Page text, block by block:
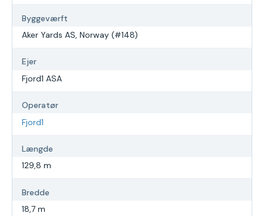
Byggeværft
Aker Yards AS, Norway (#148)
Ejer
Fjord1 ASA
Operatør
Fjord1
Længde
129,8 m
Bredde
18,7 m